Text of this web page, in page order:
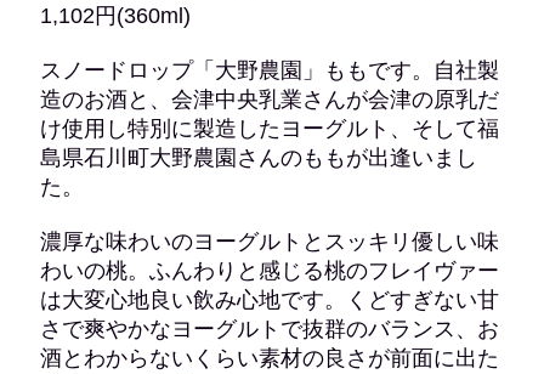
1,102円(360ml)
スノードロップ「大野農園」ももです。自社製
造のお酒と、会津中央乳業さんが会津の原乳だ
け使用し特別に製造したヨーグルト、そして福
島県石川町大野農園さんのももが出逢いまし
た。
濃厚な味わいのヨーグルトとスッキリ優しい味
わいの桃。ふんわりと感じる桃のフレイヴァー
は大変心地良い飲み心地です。くどすぎない甘
さで爽やかなヨーグルトで抜群のバランス、お
酒とわからないくらい素材の良さが前面に出た